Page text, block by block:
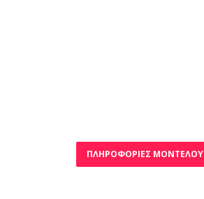
ΠΛΗΡΟΦΟΡΊΕΣ ΜΟΝΤΈΛΟΥ